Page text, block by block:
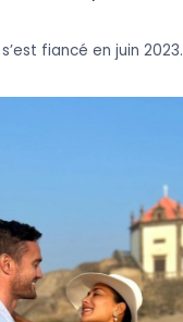
fiancé en juin 2023.